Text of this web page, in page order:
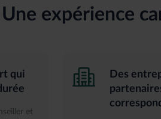
Une expérience
qui
et
Des